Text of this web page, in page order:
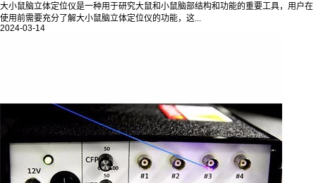
大小鼠脑立体定位仪是一种用于研究大鼠和小鼠脑部结构和功能的重要工具，用户在
使用前需要充分了解大小鼠脑立体定位仪的功能，这...
2024-03-14